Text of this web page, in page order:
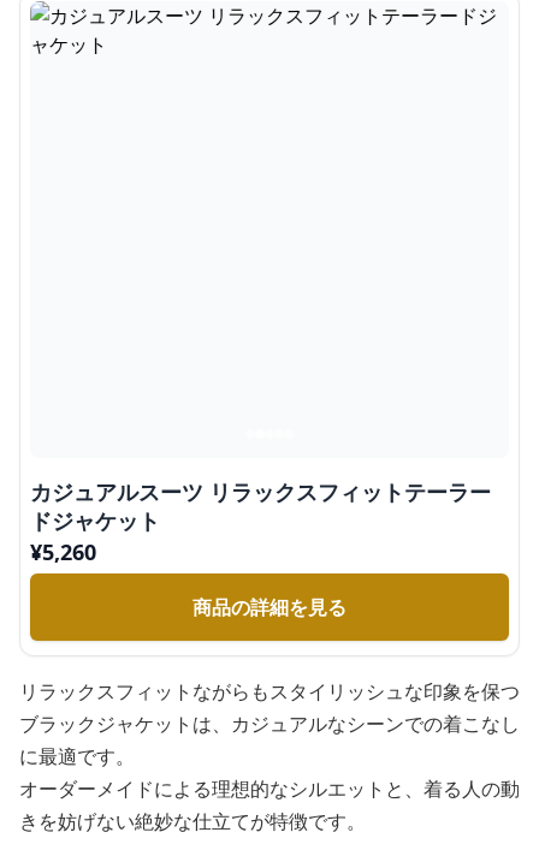
カジュアルスーツ リラックスフィットテーラー
ドジャケット
¥5,260
商品の詳細を見る
リラックスフィットながらもスタイリッシュな印象を保つ
ブラックジャケットは、カジュアルなシーンでの着こなし
に最適です。
オーダーメイドによる理想的なシルエットと、着る人の動
きを妨げない絶妙な仕立てが特徴です。